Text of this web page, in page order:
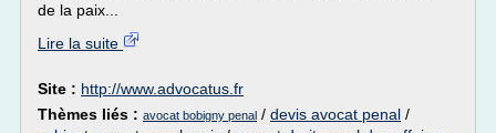
de la paix...
Lire la suite
Site : http://www.advocatus.fr
Thèmes liés : avocat bobigny penal / devis avocat penal /